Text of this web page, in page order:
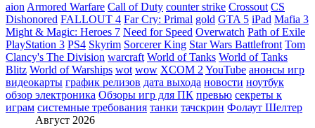
aion Armored Warfare Call of Duty counter strike Crossout CS
Dishonored FALLOUT 4 Far Cry: Primal gold GTA 5 iPad Mafia 3
Might & Magic: Heroes 7 Need for Speed Overwatch Path of Exile
PlayStation 3 PS4 Skyrim Sorcerer King Star Wars Battlefront Tom
Clancy's The Division warcraft World of Tanks World of Tanks
Blitz World of Warships wot wow XCOM 2 YouTube анонсы игр
видеокарты график релизов дата выхода новости ноутбук
обзор электроника Обзоры игр для ПК превью секреты к
играм системные требования танки тачскрин Фолаут Шелтер
Август 2026